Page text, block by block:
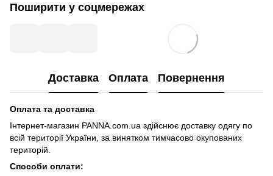
Поширити у соцмережах
Доставка Оплата Повернення
Оплата та доставка
Інтернет-магазин PANNA.com.ua здійснює доставку одягу по
всій території України, за винятком тимчасово окупованих
територій.
Способи оплати: